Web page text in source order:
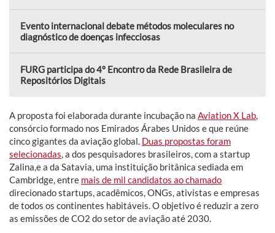
Evento internacional debate métodos moleculares no
diagnóstico de doenças infecciosas
FURG participa do 4º Encontro da Rede Brasileira de
Repositórios Digitais
A proposta foi elaborada durante incubação na Aviation X Lab,
consórcioformado nos Emirados Árabes Unidos e que reúne
cinco gigantes da aviação global. Duas propostas foram
selecionadas, a dos pesquisadores brasileiros, com a startup
Zalina,e a da Satavia, uma instituição britânica sediada em
Cambridge, entre mais de mil candidatos ao chamado
direcionado startups, acadêmicos, ONGs, ativistas e empresas
de todos os continentes habitáveis. O objetivo é reduzir a zero
as emissões de CO2 do setor de aviação até 2030.